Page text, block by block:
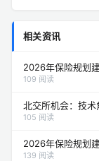
相关资讯
2026年保险规划
109 阅读
北交所机会：技
105 阅读
2026年保险规划
139 阅读